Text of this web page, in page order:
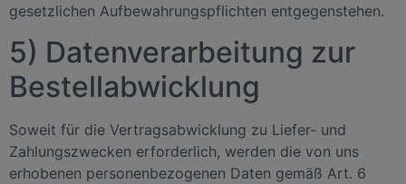
gesetzlichen Aufbewahrungspflichten entgegenstehen.
5) Datenverarbeitung zur
Bestellabwicklung
Soweit für die Vertragsabwicklung zu Liefer- und
Zahlungszwecken erforderlich, werden die von uns
erhobenen personenbezogenen Daten gemäß Art. 6